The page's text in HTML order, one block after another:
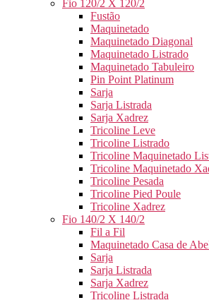
Fio 120/2 X 120/2
Fustão
Maquinetado
Maquinetado Diagonal
Maquinetado Listrado
Maquinetado Tabuleiro
Pin Point Platinum
Sarja
Sarja Listrada
Sarja Xadrez
Tricoline Leve
Tricoline Listrado
Tricoline Maquinetado
Tricoline Maquinetado
Tricoline Pesada
Tricoline Pied Poule
Tricoline Xadrez
Fio 140/2 X 140/2
Fil a Fil
Maquinetado Casa de
Sarja
Sarja Listrada
Sarja Xadrez
Tricoline Listrada